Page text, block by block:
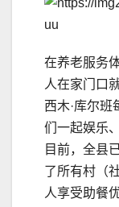
在养老服务
人在家门口
西木·库尔
们一起娱乐
目前，全县
了所有村（
人享受助餐